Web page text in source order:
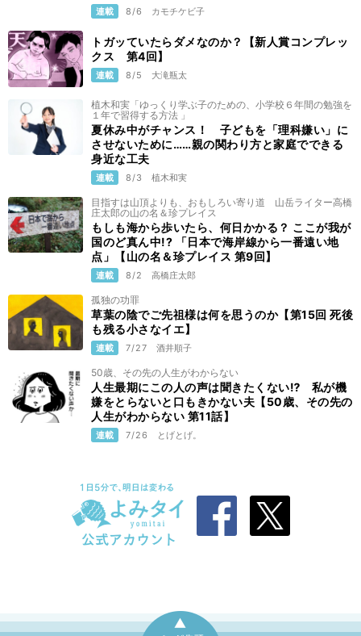
連載 8/6 カモチケビ子
トガッていたらダメなのか？【新人賞コンプレッ
クス 第4回】
連載 8/5 大滝瓶太
植木和実「ゆっくり学ぶ子のための、小学校６年間の勉強を
１年で習得する方法 」
夏休み中がチャンス！ 子どもを「理科嫌い」に
させないために……親の関わり方と家庭でできる
身近な工夫
連載 8/3 植木和実
目指すは山頂よりも、おもしろい寄り道 山岳ライター高橋
庄太郎の山の名＆珍プレイス
もしも海から歩いたら、何日かかる？ ここが我が
国のど真ん中!? 「日本で海岸線から一番遠い地
点」【山の名＆珍プレイス 第9回】
連載 8/2 高橋庄太郎
孤独の功罪
草葉の陰でご先祖様は何を思うのか【第15回 死後
も残る小さなイエ】
連載 7/27 酒井順子
50歳、その先の人生がわからない
人生最期にこの人の声は聞きたくない⁉ 私が機
嫌をとらないと口もきかない夫【50歳、その先の
人生がわからない 第11話】
連載 7/26 とげとげ。